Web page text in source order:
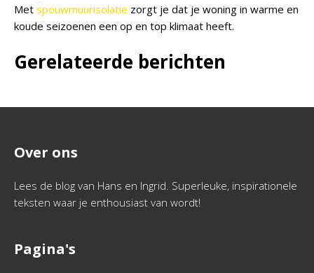
Met spouwmuurisolatie zorgt je dat je woning in warme en
koude seizoenen een op en top klimaat heeft.
Gerelateerde berichten
Over ons
Lees de blog van Hans en Ingrid. Superleuke, inspirationele
teksten waar je enthousiast van wordt!
Pagina's